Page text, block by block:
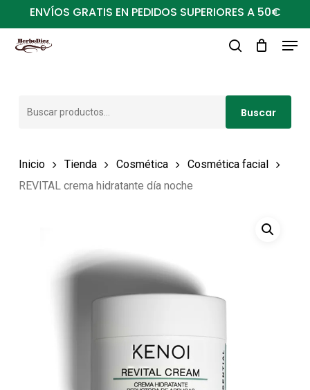
al
contenido
ENVÍOS GRATIS EN PEDIDOS SUPERIORES A 50€
Buscar
Inicio Tienda Cosmética
Cosmética facial
REVITAL crema hidratante día noche
Close